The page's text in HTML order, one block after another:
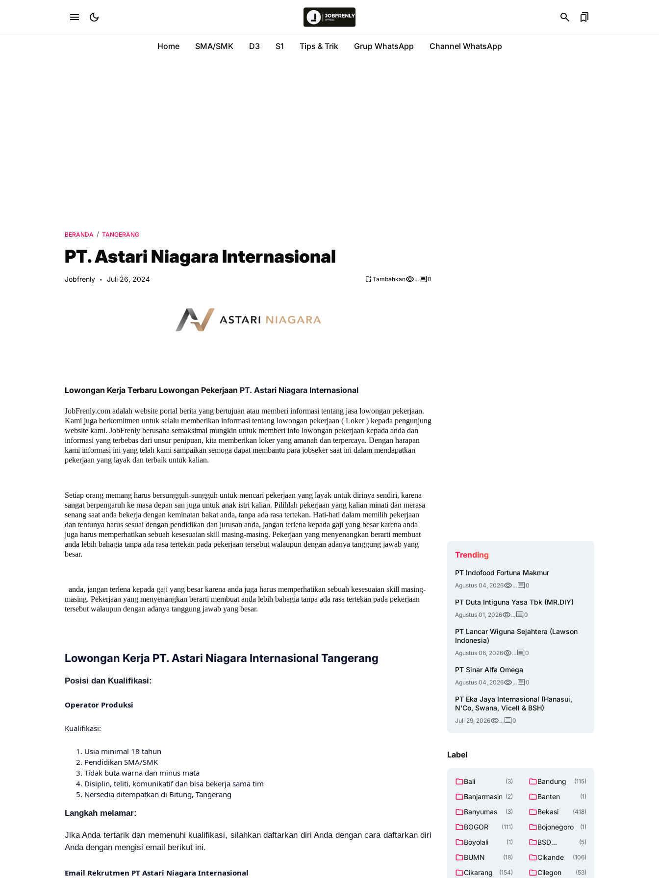
Home SMA/SMK D3 S1 Tips & Trik Grup WhatsApp Channel WhatsApp
BERANDA TANGERANG
PT. Astari Niagara Internasional
Jobfrenly Juli 26, 2024 Tambahkan ... 0
Lowongan Kerja Terbaru Lowongan Pekerjaan PT. Astari Niagara Internasional
JobFrenly.com adalah website portal berita yang bertujuan atau memberi informasi tentang jasa lowongan pekerjaan.
Kami juga berkomitmen untuk selalu memberikan informasi tentang lowongan pekerjaan ( Loker ) kepada pengunjung
website kami. JobFrenly berusaha semaksimal mungkin untuk memberi info lowongan pekerjaan kepada anda dan
informasi yang terbebas dari unsur penipuan, kita memberikan loker yang amanah dan terpercaya. Dengan harapan
kami informasi ini yang telah kami sampaikan semoga dapat membantu para jobseker saat ini dalam mendapatkan
pekerjaan yang layak dan terbaik untuk kalian.
Setiap orang memang harus bersungguh-sungguh untuk mencari pekerjaan yang layak untuk dirinya sendiri, karena
sangat berpengaruh ke masa depan san juga untuk anak istri kalian. Pilihlah pekerjaan yang kalian minati dan merasa
senang saat anda bekerja dengan keminatan bakat anda, tanpa ada rasa tertekan. Hati-hati dalam memilih pekerjaan
dan tentunya harus sesuai dengan pendidikan dan jurusan anda, jangan terlena kepada gaji yang besar karena anda
juga harus memperhatikan sebuah kesesuaian skill masing-masing. Pekerjaan yang menyenangkan berarti membuat
anda lebih bahagia tanpa ada rasa tertekan pada pekerjaan tersebut walaupun dengan adanya tanggung jawab yang
besar.
anda, jangan terlena kepada gaji yang besar karena anda juga harus memperhatikan sebuah kesesuaian skill masing-
masing. Pekerjaan yang menyenangkan berarti membuat anda lebih bahagia tanpa ada rasa tertekan pada pekerjaan
tersebut walaupun dengan adanya tanggung jawab yang besar.
Lowongan Kerja PT. Astari Niagara Internasional Tangerang
Posisi dan Kualifikasi:
Operator Produksi
Kualifikasi:
Usia minimal 18 tahun
Pendidikan SMA/SMK
Tidak buta warna dan minus mata
Disiplin, teliti, komunikatif dan bisa bekerja sama tim
Nersedia ditempatkan di Bitung, Tangerang
Langkah melamar:
Jika Anda tertarik dan memenuhi kualifikasi, silahkan daftarkan diri Anda dengan cara daftarkan diri
Anda dengan mengisi email berikut ini.
Email Rеkrutmеn PT Astari Niagara Internasional
Trending
PT Indofood Fortuna Makmur
Agustus 04, 2026 ... 0
PT Duta Intiguna Yasa Tbk (MR.DIY)
Agustus 01, 2026 ... 0
PT Lancar Wiguna Sejahtera (Lawson
Indonesia)
Agustus 06, 2026 ... 0
PT Sinar Alfa Omega
Agustus 04, 2026 ... 0
PT Eka Jaya Internasional (Hanasui,
N'Co, Swana, Vicell & BSH)
Juli 29, 2026 ... 0
Label
Bali (3) Bandung (115)
Banjarmasin (2) Banten (1)
Banyumas (3) Bekasi (418)
BOGOR (111) Bojonegoro (1)
Boyolali (1)
BSD
TANGERAN
G SELATAN
(5)
BUMN (18) Cikande (106)
Cikarang (154) Cilegon (53)